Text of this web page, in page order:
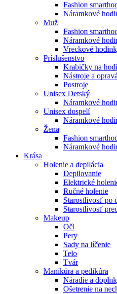
Fashion
Náramkové
Muž
Fashion
Náramkové
Vreckové
Príslušenstvo
Krabičky na
Nástroje a
Postroje
Unisex Detský
Náramkové
Unisex dospelí
Náramkové
Žena
Fashion
Náramkové
Krása
Holenie a depilácia
Depilovanie
Elektrické
Ručné holenie
Starostlivosť po
Starostlivosť
Makeup
Oči
Pery
Sady na líčenie
Telo
Tvár
Manikúra a pedikúra
Náradie a
Ošetrenie na